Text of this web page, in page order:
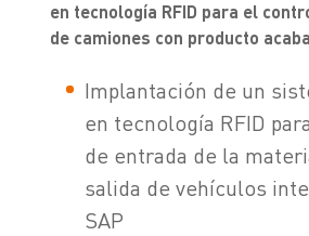
en tecnología RFID para el
de camiones con producto
Implantación de un
en tecnología RFID
de entrada de la
salida de vehículos
SAP